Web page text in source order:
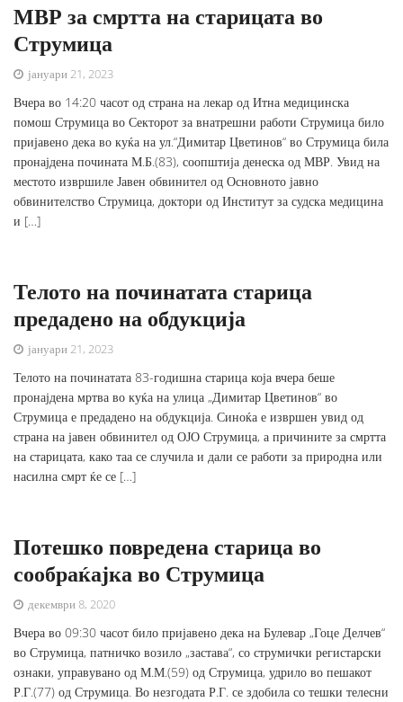
МВР за смртта на старицата во
Струмица
јануари 21, 2023
Вчера во 14:20 часот од страна на лекар од Итна медицинска
помош Струмица во Секторот за внатрешни работи Струмица било
пријавено дека во куќа на ул.“Димитар Цветинов“ во Струмица била
пронајдена почината М.Б.(83), соопштија денеска од МВР. Увид на
местото извршиле Јавен обвинител од Основното јавно
обвинителство Струмица, доктори од Институт за судска медицина
и […]
Телото на починатата старица
предадено на обдукција
јануари 21, 2023
Телото на починатата 83-годишна старица која вчера беше
пронајдена мртва во куќа на улица „Димитар Цветинов“ во
Струмица е предадено на обдукција. Синоќа е извршен увид од
страна на јавен обвинител од ОЈО Струмица, а причините за смртта
на старицата, како таа се случила и дали се работи за природна или
насилна смрт ќе се […]
Потешко повредена старица во
сообраќајка во Струмица
декември 8, 2020
Вчера во 09:30 часот било пријавено дека на Булевар „Гоце Делчев“
во Струмица, патничко возило „застава“, со струмички регистарски
ознаки, управувано од М.М.(59) од Струмица, удрило во пешакот
Р.Г.(77) од Струмица. Во незгодата Р.Г. се здобила со тешки телесни